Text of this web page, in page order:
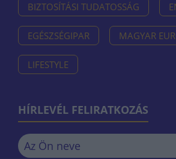
BIZTOSÍTÁSI TUDATOSSÁG
EGÉSZSÉGIPAR MAGYAR
LIFESTYLE
HÍRLEVÉL FELIRATKOZÁS